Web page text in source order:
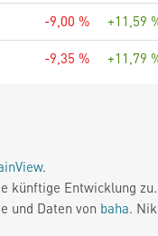
-9,00 % +11,59
-9,35 % +11,79
.
künftige Entwicklung zu.
und Daten von baha.